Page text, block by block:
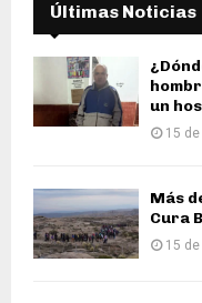
Últimas Noticias
un
15
Más
Cura
15